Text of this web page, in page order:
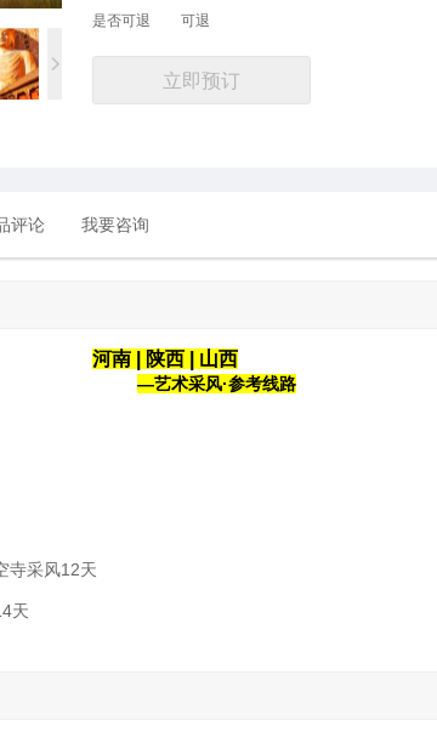
是否可退 可退
立即预订
评论 我要咨询
河南 | 陕西 山西
—艺术采风·参考线路
寺采风12天
天